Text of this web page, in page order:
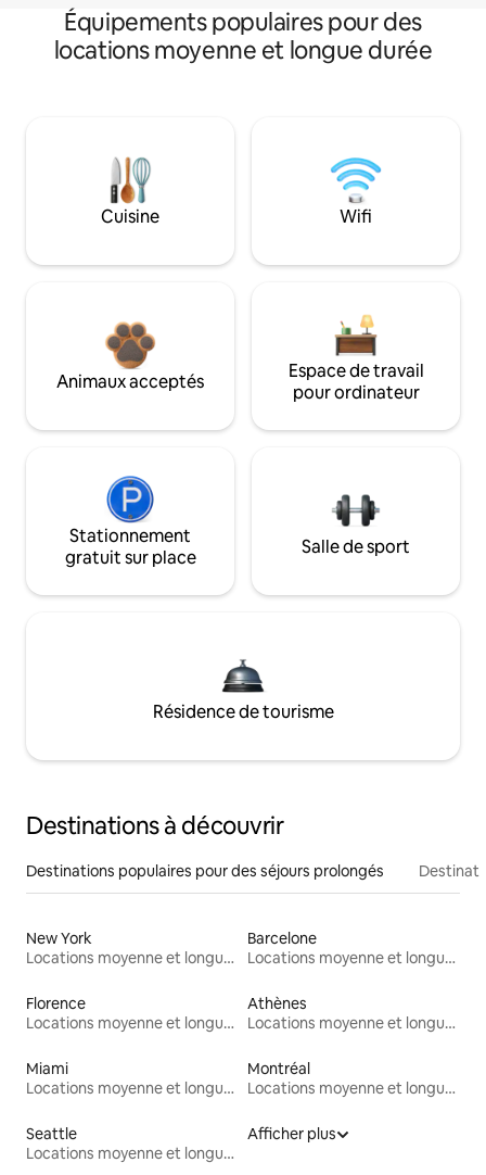
Équipements populaires pour des
locations moyenne et longue durée
Cuisine Wifi
Animaux acceptés
Espace de travail
pour ordinateur
Stationnement
gratuit sur place
Salle de sport
Résidence de tourisme
Destinations à découvrir
Destinations populaires pour des séjours prolongés
New York
Locations moyenne et longue durée
Barcelone
Locations moyenne et longue durée
Florence
Locations moyenne et longue durée
Athènes
Locations moyenne et longue durée
Miami
Locations moyenne et longue durée
Montréal
Locations moyenne et longue durée
Seattle
Locations moyenne et longue durée
Afficher plus